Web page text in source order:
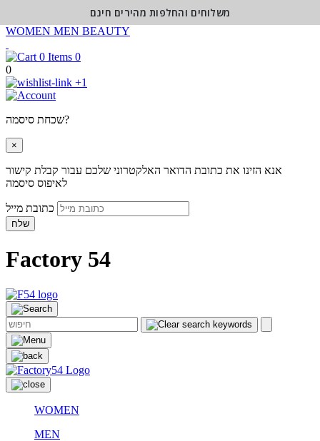
WOMEN MEN BEAUTY
0
0
+1
שכחת סיסמה?
×
אנא הזינו את כתובת הדואר האלקטרוני שלכם עבור קבלת קישור
לאיפוס סיסמה
שלח
Factory 54
WOMEN
MEN
משלוחים והחלפות מהירים חינם